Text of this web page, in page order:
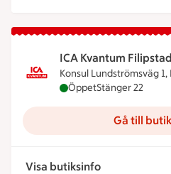
ICA Kvantum Filipstad
Konsul Lundströmsväg 1,
ICA Kvantum
ÖppetStänger 22
Gå till
Visa butiksinfo